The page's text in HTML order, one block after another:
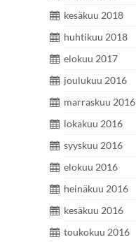
kesäkuu 2018
huhtikuu 2018
elokuu 2017
joulukuu 2016
marraskuu 2016
lokakuu 2016
syyskuu 2016
elokuu 2016
heinäkuu 2016
kesäkuu 2016
toukokuu 2016